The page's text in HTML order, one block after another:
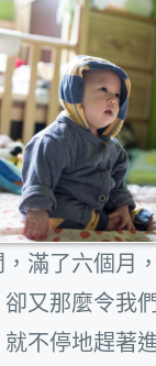
滿了六個月
又那麼令我
不停地趕著